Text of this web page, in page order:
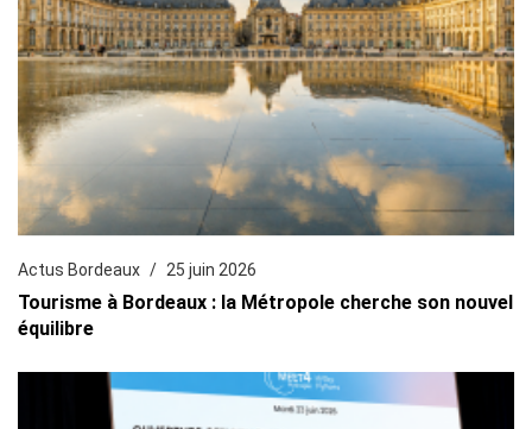
Actus Bordeaux 25 juin 2026
Tourisme à Bordeaux : la Métropole cherche son nouvel
équilibre